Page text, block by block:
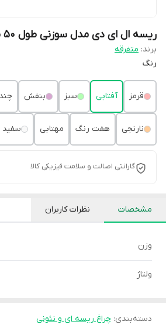
ریسه ال ای دی مدل سوزنی طول 50 متر
برند: متفرقه
رنگ
قرمز آفتابی سبز بنفش
نارنجی هفت رنگ مهتابی سفید
گارانتی اصالت و سلامت فیزیکی کالا
مشخصات نظرات کاربران
وزن
ولتاژ
دسته‌بندی: چراغ ریسه ای و نئونی